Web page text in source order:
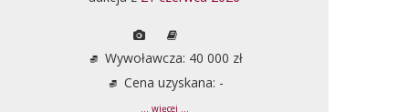
Wywoławcza: 40 000 zł
Cena uzyskana: -
... więcej ...